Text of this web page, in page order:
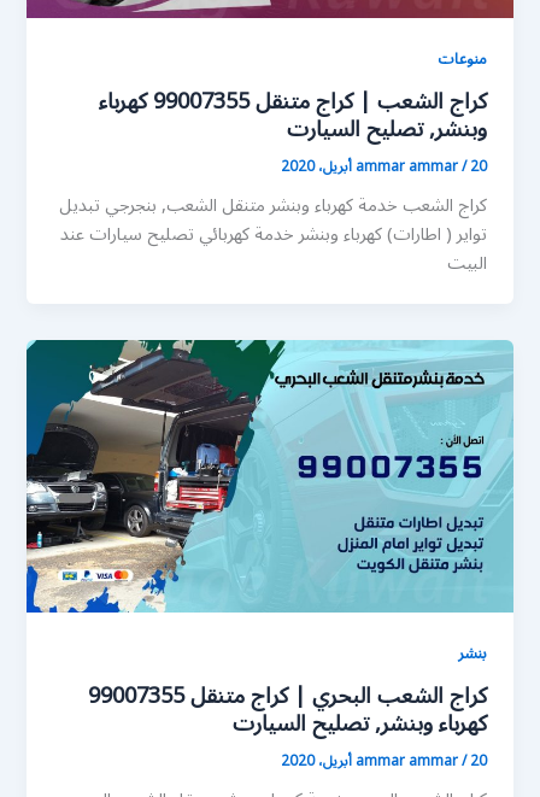
منوعات
كراج الشعب | كراج متنقل 99007355 كهرباء
وبنشر, تصليح السيارت
ammar ammar/20 أبريل، 2020
كراج الشعب خدمة كهرباء وبنشر متنقل الشعب, بنجرجي تبديل
تواير ( اطارات) كهرباء وبنشر خدمة كهربائي تصليح سيارات عند
البيت
بنشر
كراج الشعب البحري | كراج متنقل 99007355
كهرباء وبنشر, تصليح السيارت
ammar ammar/20 أبريل، 2020